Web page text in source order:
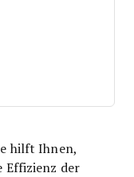
hilft Ihnen,
Effizienz der